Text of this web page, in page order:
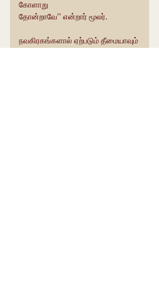
கோளாறு
தோன்றாவே’’ என்றார் மூலர்.
நவகிரகங்களால் ஏற்படும் தீமையாவும்